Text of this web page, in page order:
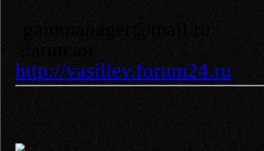
gainmanager@mail.ru
Записан
http://vasiliev.forum24.ru